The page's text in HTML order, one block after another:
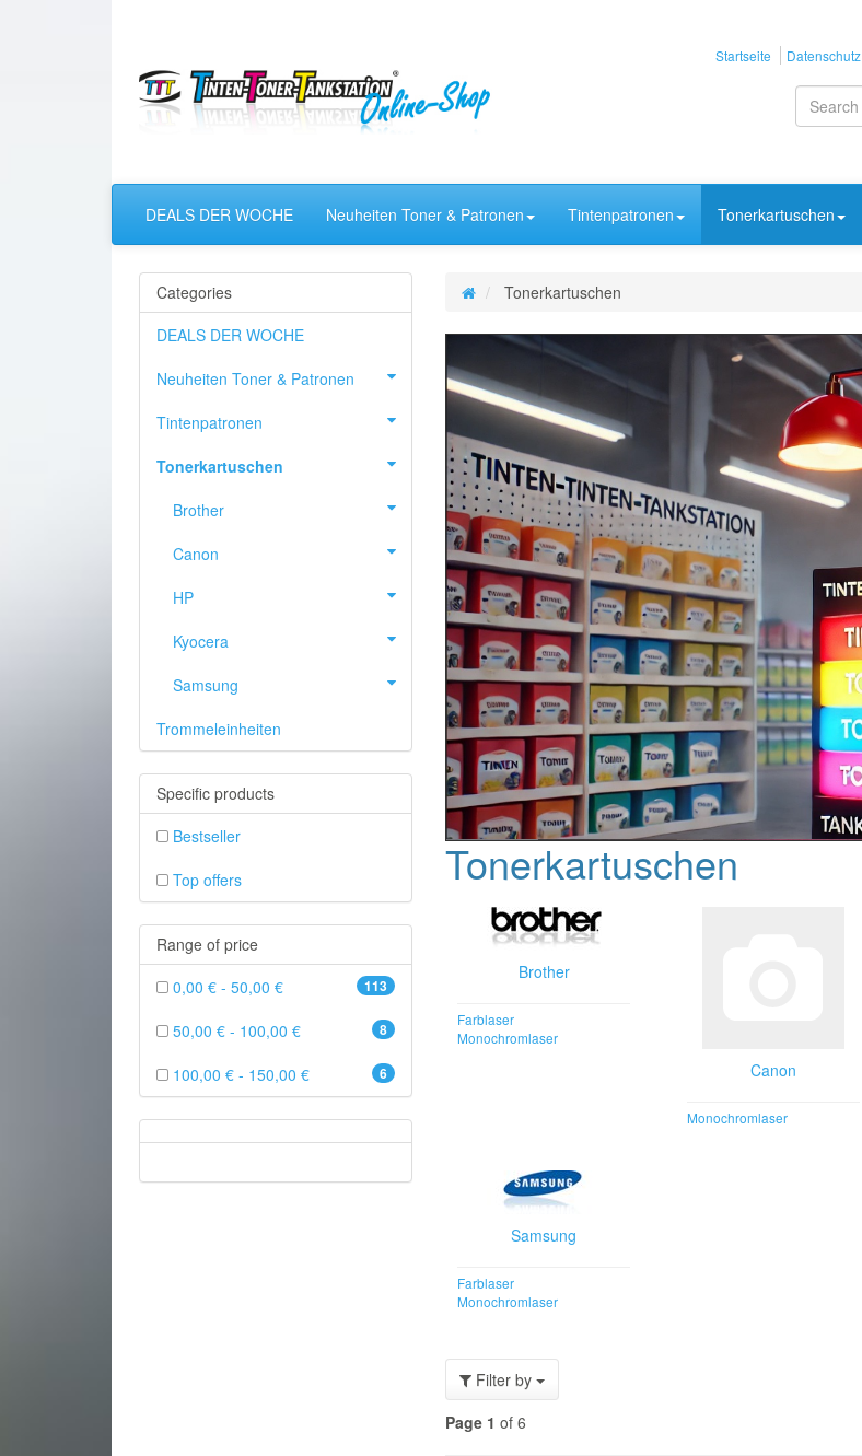
Startseite Datenschutz
DEALS DER WOCHE Neuheiten Toner & Patronen Tintenpatronen Tonerkartuschen
Tonerkartuschen
PREVIOUS
Tonerkartuschen
Brother
Farblaser
Monochromlaser
Canon
Monochromlaser
Samsung
Farblaser
Monochromlaser
Filter by
Page 1 of 6
Categories
DEALS DER WOCHE
Neuheiten Toner & Patronen
Tintenpatronen
Tonerkartuschen
Brother
Canon
HP
Kyocera
Samsung
Trommeleinheiten
Specific products
Bestseller
Top offers
Range of price
113
0,00 € - 50,00 €
8
50,00 € - 100,00 €
6
100,00 € - 150,00 €